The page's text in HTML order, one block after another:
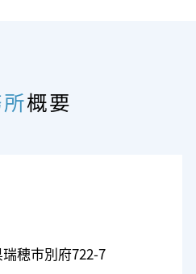
概要
穂市別府722-7